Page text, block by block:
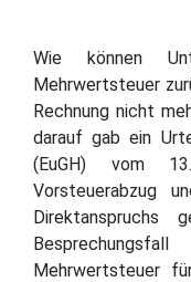
Wie können
Mehrwertsteuer
Rechnung nicht
darauf gab ein
(EuGH) vom
Vorsteuerabzug
Direktanspruchs
Mehrwertsteuer